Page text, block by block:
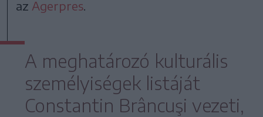
az Agerpres
A meghatározó kulturális
személyiségek listáját
Constantin Brâncuşi vezeti,